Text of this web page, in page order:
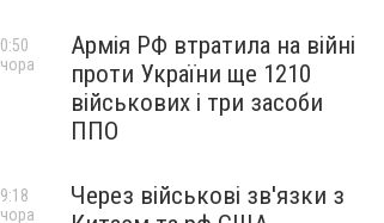
Армія РФ втратила на війні
проти України ще 1210
військових і три засоби
ППО
Через військові зв'язки з